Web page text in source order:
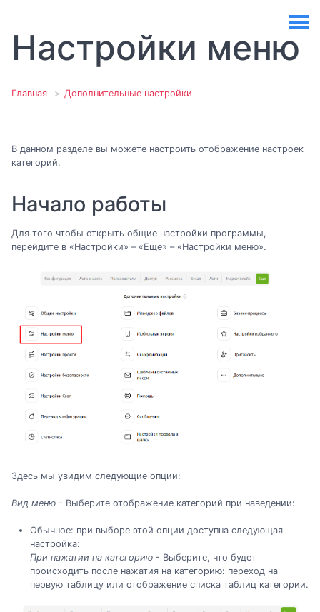
Настройки меню
Главная Дополнительные настройки
В данном разделе вы можете настроить отображение настроек
категорий.
Начало работы
Для того чтобы открыть общие настройки программы,
перейдите в «Настройки» – «Еще» – «Настройки меню».
Здесь мы увидим следующие опции:
Вид меню - Выберите отображение категорий при наведении:
Обычное: при выборе этой опции доступна следующая
настройка:
При нажатии на категорию- Выберите, что будет
происходить после нажатия на категорию: переход на
первую таблицу или отображение списка таблиц категории.